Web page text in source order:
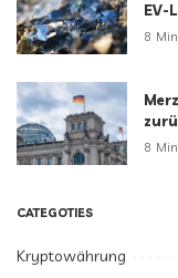
EV-
8
8
CATEGOTIES
Kryptowährung